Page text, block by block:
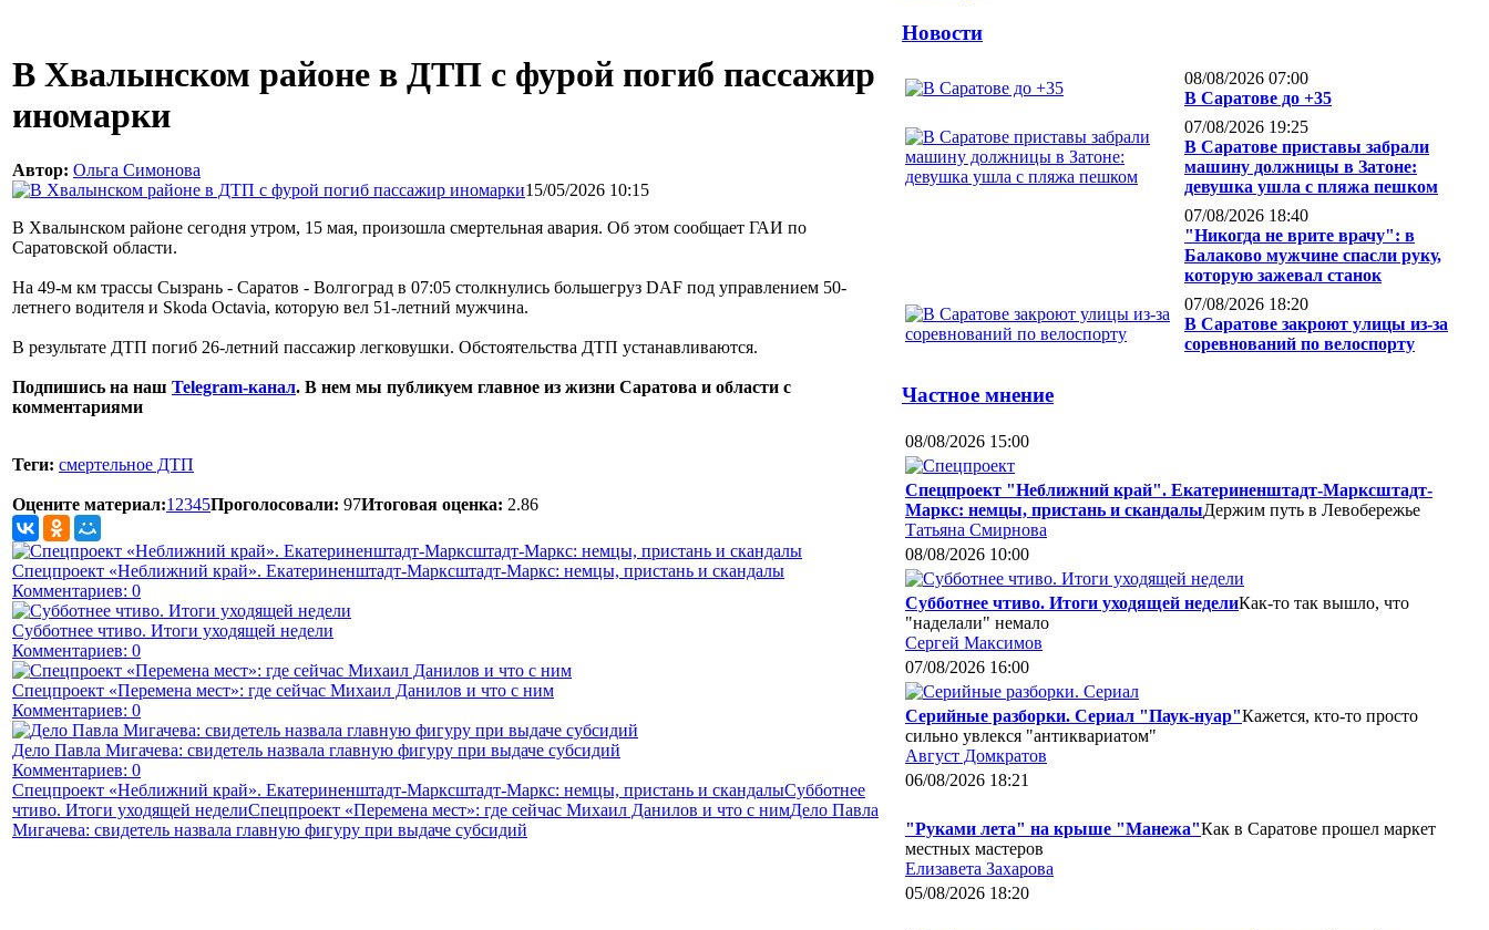
В Хвалынском районе в ДТП с фурой погиб пассажир
иномарки
Автор: Ольга Симонова
15/05/2026 10:15
В Хвалынском районе сегодня утром, 15 мая, произошла смертельная авария. Об этом сообщает ГАИ по
Саратовской области.
На 49-м км трассы Сызрань - Саратов - Волгоград в 07:05 столкнулись большегруз DAF под управлением 50-
летнего водителя и Skoda Octavia, которую вел 51-летний мужчина.
В результате ДТП погиб 26-летний пассажир легковушки. Обстоятельства ДТП устанавливаются.
Подпишись на наш Telegram-канал. В нем мы публикуем главное из жизни Саратова и области с
комментариями
Теги: смертельное ДТП
Оцените материал:1 2345Проголосовали: 97Итоговая оценка: 2.86
Спецпроект «Неближний край». Екатериненштадт-Марксштадт-Маркс: немцы, пристань и скандалы
Комментариев: 0
Субботнее чтиво. Итоги уходящей недели
Комментариев: 0
Спецпроект «Перемена мест»: где сейчас Михаил Данилов и что с ним
Комментариев: 0
Дело Павла Мигачева: свидетель назвала главную фигуру при выдаче субсидий
Комментариев: 0
Спецпроект «Неближний край». Екатериненштадт-Марксштадт-Маркс: немцы, пристань и скандалыСубботнее
чтиво. Итоги уходящей неделиСпецпроект «Перемена мест»: где сейчас Михаил Данилов и что с нимДело Павла
Мигачева: свидетель назвала главную фигуру при выдаче субсидий
Новости
08/08/2026 07:00
В Саратове до +35
07/08/2026 19:25
В Саратове приставы забрали
машину должницы в Затоне:
девушка ушла с пляжа пешком
07/08/2026 18:40
"Никогда не врите врачу": в
Балаково мужчине спасли руку,
которую зажевал станок
07/08/2026 18:20
В Саратове закроют улицы из-за
соревнований по велоспорту
Частное мнение
08/08/2026 15:00
Спецпроект "Неближний край". Екатериненштадт-Марксштадт-
Маркс: немцы, пристань и скандалыДержим путь в Левобережье
Татьяна Смирнова
08/08/2026 10:00
Субботнее чтиво. Итоги уходящей неделиКак-то так вышло, что
"наделали" немало
Сергей Максимов
07/08/2026 16:00
Серийные разборки. Сериал "Паук-нуар"Кажется, кто-то просто
сильно увлекся "антиквариатом"
Август Домкратов
06/08/2026 18:21
"Руками лета" на крыше "Манежа"Как в Саратове прошел маркет
местных мастеров
Елизавета Захарова
05/08/2026 18:20